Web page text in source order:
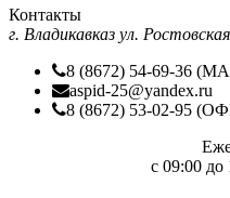
Контакты
г. Владикавказ ул.
8 (8672) 54-69-36
aspid-25@yandex.ru
8 (8672) 53-02-95
c 09:00 до